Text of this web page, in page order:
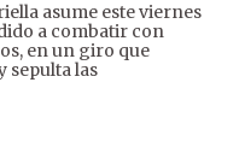
asume este viernes
a combatir con
en un giro que
sepulta las